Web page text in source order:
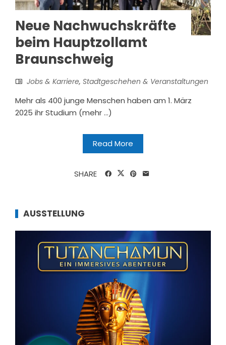
Neue Nachwuchskräfte
beim Hauptzollamt
Braunschweig
Jobs & Karriere, Stadtgeschehen & Veranstaltungen
Mehr als 400 junge Menschen haben am 1. März
2025 ihr Studium (mehr …)
Read More
SHARE
AUSSTELLUNG